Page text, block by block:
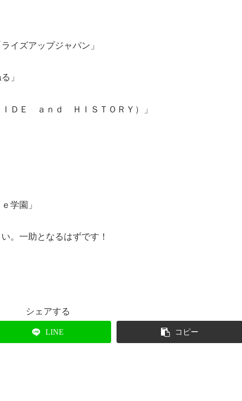
イズアップジャパン」
」
ＤＥ ａｎｄ ＨＩＳＴＯＲＹ）」
学園」
。一助となるはずです！
シェアする
LINE コピー